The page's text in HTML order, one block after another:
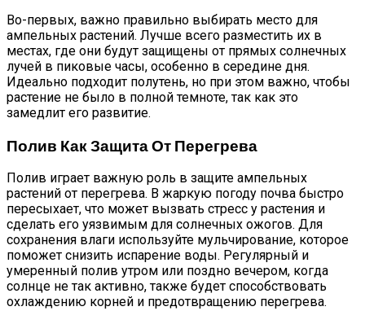
Во-первых, важно правильно выбирать место для
ампельных растений. Лучше всего разместить их в
местах, где они будут защищены от прямых солнечных
лучей в пиковые часы, особенно в середине дня.
Идеально подходит полутень, но при этом важно, чтобы
растение не было в полной темноте, так как это
замедлит его развитие.
Полив Как Защита От Перегрева
Полив играет важную роль в защите ампельных
растений от перегрева. В жаркую погоду почва быстро
пересыхает, что может вызвать стресс у растения и
сделать его уязвимым для солнечных ожогов. Для
сохранения влаги используйте мульчирование, которое
поможет снизить испарение воды. Регулярный и
умеренный полив утром или поздно вечером, когда
солнце не так активно, также будет способствовать
охлаждению корней и предотвращению перегрева.